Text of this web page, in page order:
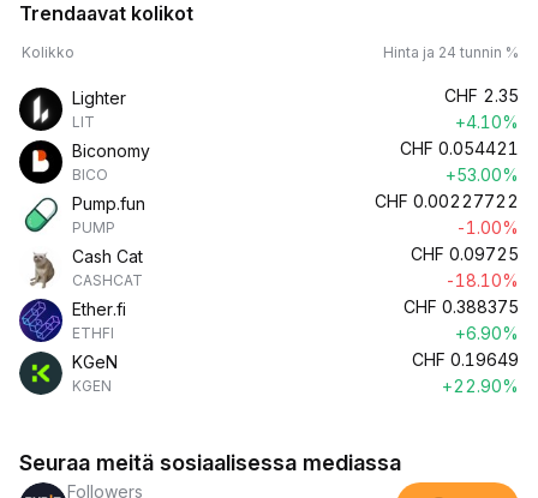
Trendaavat kolikot
Kolikko Hinta ja 24 tunnin %
Lighter
LIT
CHF 2.35
+4.10%
Biconomy
BICO
CHF 0.054421
+53.00%
Pump.fun
PUMP
CHF 0.00227722
-1.00%
Cash Cat
CASHCAT
CHF 0.09725
-18.10%
Ether.fi
ETHFI
CHF 0.388375
+6.90%
KGeN
KGEN
CHF 0.19649
+22.90%
Seuraa meitä sosiaalisessa mediassa
Followers